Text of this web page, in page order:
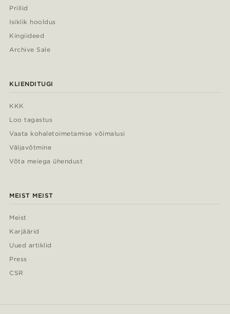
Prillid
Isiklik hooldus
Kingiideed
Archive Sale
KLIENDITUGI
KKK
Loo tagastus
Vaata kohaletoimetamise võimalusi
Väljavõtmine
Võta meiega ühendust
MEIST MEIST
Meist
Karjäärid
Uued artiklid
Press
CSR